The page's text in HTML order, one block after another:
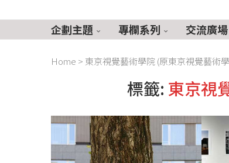
企劃主題 專欄系列 交流廣場
Home > 東京視覺藝術學院 (原東京視覺藝術
標籤: 東京視